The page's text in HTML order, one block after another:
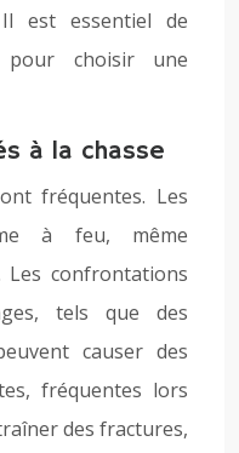
est essentiel de
pour choisir une
à la chasse
fréquentes. Les
à feu, même
Les confrontations
tels que des
causer des
fréquentes lors
des fractures,